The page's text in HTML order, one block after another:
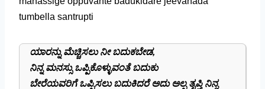
tumbella santrupti
ಯಾರನ್ನು ಮೆಚ್ಚಿಸಲು ನೀ ಬದುಕಬೇಡ,
ನಿನ್ನ ಮನಸ್ಸು ಒಪ್ಪಿಕೊಳ್ಳುವಂತೆ ಬದುಕು
ಬೇರೆಯವರಿಗೆ ಒಪ್ಪಿಸಲು ಬದುಕಿದರೆ ಅದು ಅಲ್ಪ ತೃಪ್ತಿ ನಿನ್ನ